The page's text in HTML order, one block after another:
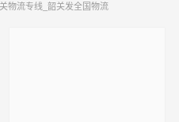
物流专线_韶关发全国物流